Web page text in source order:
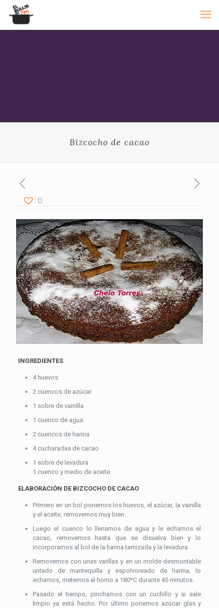
Bizcocho de cacao
0
INGREDIENTES
4 huevos
2 cuencos de azúcar
1 sobre de vainilla
1 cuenco de agua
2 cuencos de harina
4 cucharadas de cacao
1 sobre de levadura
1 cuenco y medio de aceite
ELABORACIÓN DE BIZCOCHO DE CACAO
Primero en un bol ponemos los huevos, el azúcar, la vainilla
y el aceite, removemos muy bien.
Luego el cuenco lo llenamos de agua y le echamos el
cacao, removemos hasta que se disuelva bien y lo
incorporamos al bol de la harina tamizada y la levadura.
Removemos con unas varillas y en un molde desmontable
untado de mantequilla y espolvoreado de harina, lo
echamos, metemos al horno a 180ºC durante 45 minutos.
Pasado el tiempo, pinchamos con un cuchillo y si sale
limpio ya está hecho. Por último ponemos azúcar glas y